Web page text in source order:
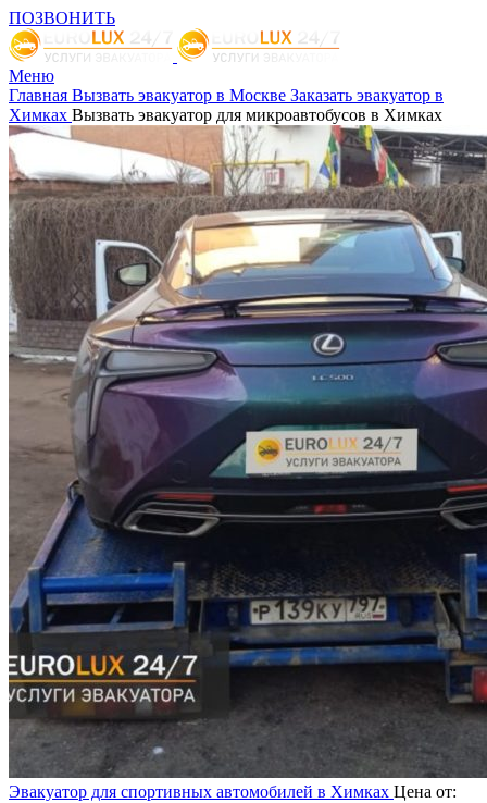
ПОЗВОНИТЬ
Меню
Главная Вызвать эвакуатор в Москве Заказать эвакуатор в
Химках Вызвать эвакуатор для микроавтобусов в Химках
Эвакуатор для спортивных автомобилей в Химках Цена от: